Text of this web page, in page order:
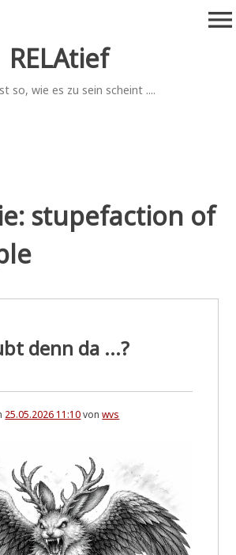
RELAtief
so, wie es zu sein scheint ....
menu
stupefaction of
denn da ...?
25.05.2026 11:10vonwvs